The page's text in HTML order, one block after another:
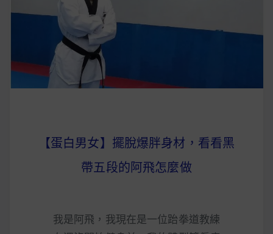
【蛋白男女】擺脫爆胖身材，看看黑
帶五段的阿飛怎麼做
我是阿飛，我現在是一位跆拳道教練